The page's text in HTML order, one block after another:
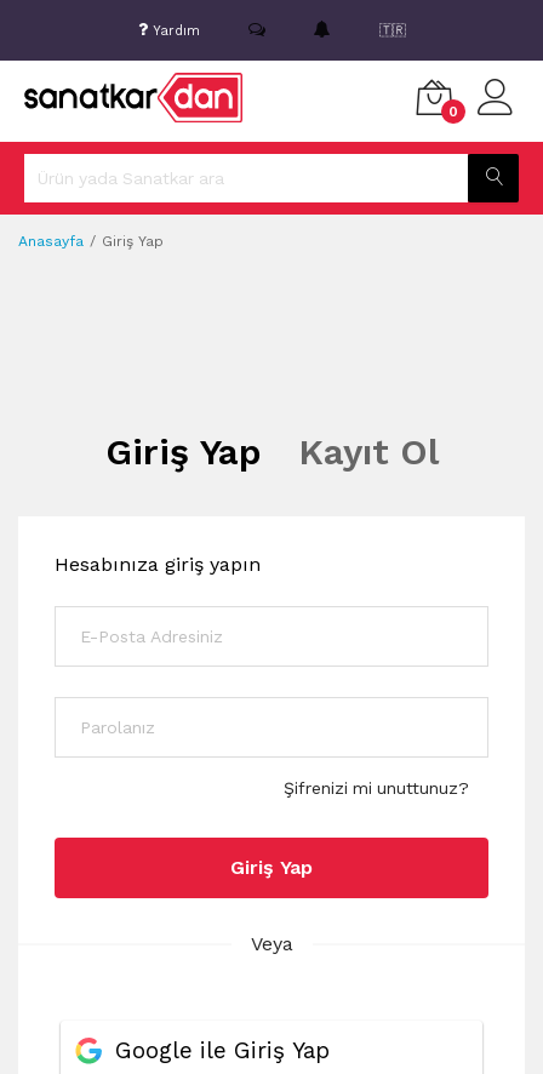
Yardım 🇹🇷
0
Anasayfa Giriş Yap
Giriş Yap Kayıt Ol
Hesabınıza giriş yapın
Şifrenizi mi unuttunuz?
Giriş Yap
Veya
Google ile Giriş Yap